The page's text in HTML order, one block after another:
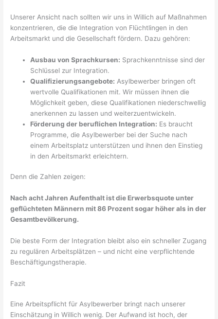
Unserer Ansicht nach sollten wir uns in Willich auf Maßnahmen
konzentrieren, die die Integration von Flüchtlingen in den
Arbeitsmarkt und die Gesellschaft fördern. Dazu gehören:
Ausbau von Sprachkursen: Sprachkenntnisse sind der
Schlüssel zur Integration.
Qualifizierungsangebote: Asylbewerber bringen oft
wertvolle Qualifikationen mit. Wir müssen ihnen die
Möglichkeit geben, diese Qualifikationen niederschwellig
anerkennen zu lassen und weiterzuentwickeln.
Förderung der beruflichen Integration: Es braucht
Programme, die Asylbewerber bei der Suche nach
einem Arbeitsplatz unterstützen und ihnen den Einstieg
in den Arbeitsmarkt erleichtern.
Denn die Zahlen zeigen:
Nach acht Jahren Aufenthalt ist die Erwerbsquote unter
geflüchteten Männern mit 86 Prozent sogar höher als in der
Gesamtbevölkerung.
Die beste Form der Integration bleibt also ein schneller Zugang
zu regulären Arbeitsplätzen – und nicht eine verpflichtende
Beschäftigungstherapie.
Fazit
Eine Arbeitspflicht für Asylbewerber bringt nach unserer
Einschätzung in Willich wenig. Der Aufwand ist hoch, der